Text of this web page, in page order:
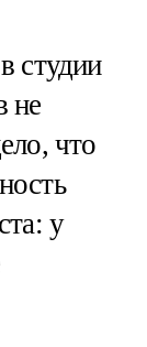
студии
не
что
у